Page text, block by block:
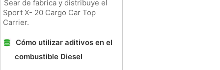
Sear de fabrica y distribuye el
Sport X- 20 Cargo Car Top
Carrier.
Cómo utilizar aditivos en el
combustible Diesel